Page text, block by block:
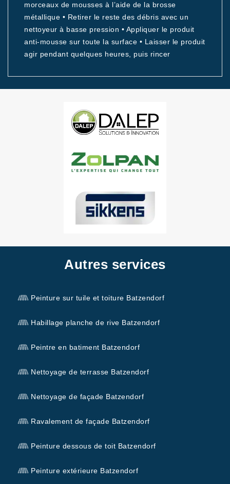
morceaux de mousses à l’aide de la brosse
métallique • Retirer le reste des débris avec un
nettoyeur à basse pression • Appliquer le produit
anti-mousse sur toute la surface • Laisser le produit
agir pendant quelques heures, puis rincer
Autres services
Peinture sur tuile et toiture Batzendorf
Habillage planche de rive Batzendorf
Peintre en batiment Batzendorf
Nettoyage de terrasse Batzendorf
Nettoyage de façade Batzendorf
Ravalement de façade Batzendorf
Peinture dessous de toit Batzendorf
Peinture extérieure Batzendorf